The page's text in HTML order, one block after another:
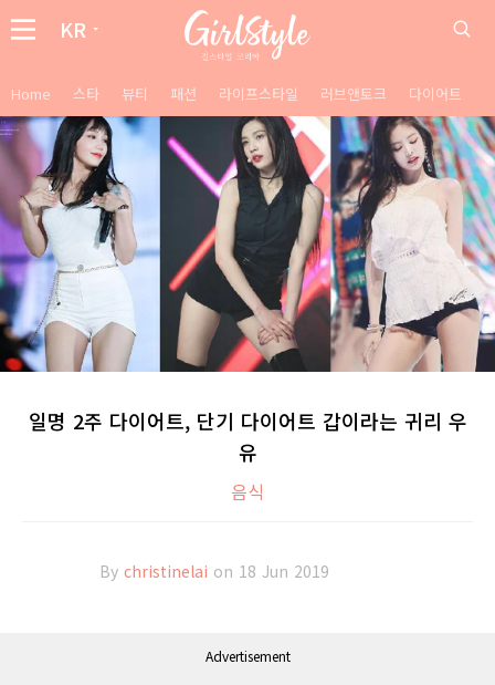
KR
Home 스타 뷰티 패션 라이프스타일 러브앤토크 다이어트
일명 2주 다이어트, 단기 다이어트 갑이라는 귀리 우
유
음식
By christinelai on 18 Jun 2019
Advertisement